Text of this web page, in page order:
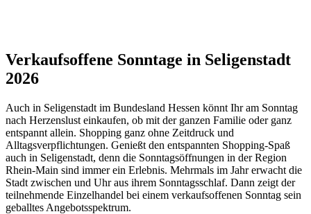
Verkaufsoffene Sonntage in Seligenstadt
2026
Auch in Seligenstadt im Bundesland Hessen könnt Ihr am Sonntag
nach Herzenslust einkaufen, ob mit der ganzen Familie oder ganz
entspannt allein. Shopping ganz ohne Zeitdruck und
Alltagsverpflichtungen. Genießt den entspannten Shopping-Spaß
auch in Seligenstadt, denn die Sonntagsöffnungen in der Region
Rhein-Main sind immer ein Erlebnis. Mehrmals im Jahr erwacht die
Stadt zwischen und Uhr aus ihrem Sonntagsschlaf. Dann zeigt der
teilnehmende Einzelhandel bei einem verkaufsoffenen Sonntag sein
geballtes Angebotsspektrum.